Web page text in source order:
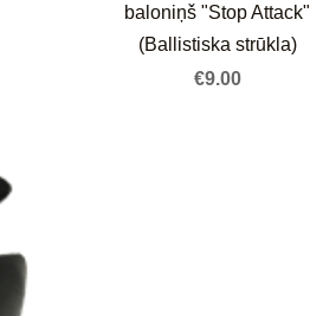
baloniņš "Stop Attack"
(Ballistiska strūkla)
€9.00